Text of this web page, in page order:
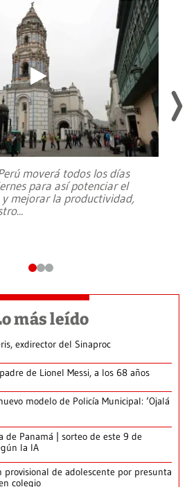
moverá todos los días
para así potenciar el
mejorar la productividad,
...
más leído
exdirector del Sinaproc
de Lionel Messi, a los 68 años
modelo de Policía Municipal: ‘Ojalá
de Panamá | sorteo de este 9 de
la IA
provisional de adolescente por presunta
colegio